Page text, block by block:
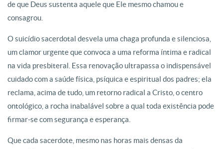
de que Deus sustenta aquele que Ele mesmo chamou e
consagrou.
O suicídio sacerdotal desvela uma chaga profunda e silenciosa,
um clamor urgente que convoca a uma reforma íntima e radical
na vida presbiteral. Essa renovação ultrapassa o indispensável
cuidado com a saúde física, psíquica e espiritual dos padres; ela
reclama, acima de tudo, um retorno radical a Cristo, o centro
ontológico, a rocha inabalável sobre a qual toda existência pode
firmar-se com segurança e esperança.
Que cada sacerdote, mesmo nas horas mais densas da